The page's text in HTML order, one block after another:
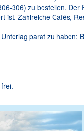
306) zu bestellen.
ist. Zahlreiche Cafés,
parat zu haben: